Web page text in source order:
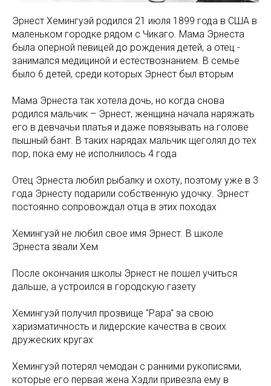
Эрнест Хемингуэй родился 21 июля 1899 года в США в
маленьком городке рядом с Чикаго. Мама Эрнеста
была оперной певицей до рождения детей, а отец -
занимался медициной и естествознанием. В семье
было 6 детей, среди которых Эрнест был вторым
Мама Эрнеста так хотела дочь, но когда снова
родился мальчик – Эрнест, женщина начала наряжать
его в девчачьи платья и даже повязывать на голове
пышный бант. В таких нарядах мальчик щеголял до тех
пор, пока ему не исполнилось 4 года
Отец Эрнеста любил рыбалку и охоту, поэтому уже в 3
года Эрнесту подарили собственную удочку. Эрнест
постоянно сопровождал отца в этих походах
Хемингуэй не любил свое имя Эрнест. В школе
Эрнеста звали Хем
После окончания школы Эрнест не пошел учиться
дальше, а устроился в городскую газету
Хемингуэй получил прозвище "Papa" за свою
харизматичность и лидерские качества в своих
дружеских кругах
Хемингуэй потерял чемодан с ранними рукописями,
которые его первая жена Хэдли привезла ему в